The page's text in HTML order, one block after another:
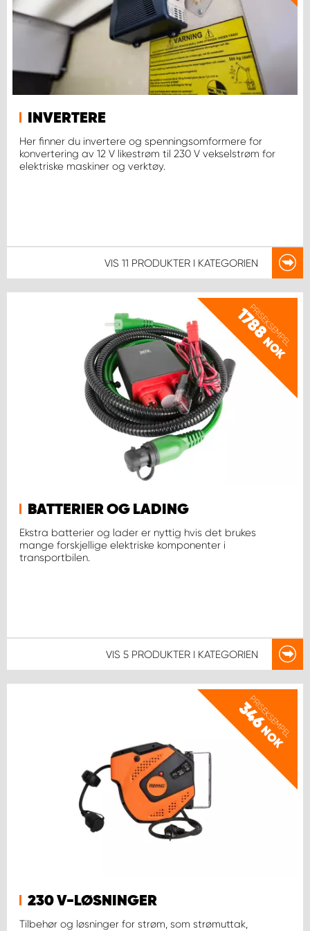
INVERTERE
Her finner du invertere og spenningsomformere for
konvertering av 12 V likestrøm til 230 V vekselstrøm for
elektriske maskiner og verktøy.
VIS 11 PRODUKTER I KATEGORIEN
PRISEKSEMPEL
1788
NOK
BATTERIER OG LADING
Ekstra batterier og lader er nyttig hvis det brukes
mange forskjellige elektriske komponenter i
transportbilen.
VIS 5 PRODUKTER I KATEGORIEN
PRISEKSEMPEL
346
NOK
230 V-LØSNINGER
Tilbehør og løsninger for strøm, som strømuttak,